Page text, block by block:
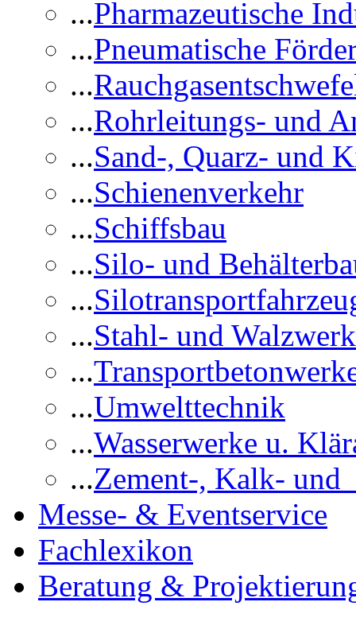
...Pharmazeutische
...Pneumatische
...
...Rohrleitungs- und
...Sand-, Quarz- und
...Schienenverkehr
...Schiffsbau
...Silo- und
...
...Stahl- und
...
...Umwelttechnik
...Wasserwerke u.
...Zement-, Kalk-
Messe- & Eventservice
Fachlexikon
Beratung &